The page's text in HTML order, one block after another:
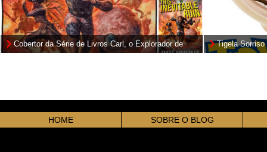
Cobertor da Série de Livros Carl, o Explorador de
Masmorras de Matt Dinniman
Tigela
Story
HOME SOBRE O BLOG